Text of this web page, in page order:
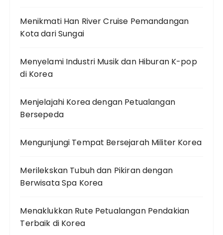
Menikmati Han River Cruise Pemandangan
Kota dari Sungai
Menyelami Industri Musik dan Hiburan K-pop
di Korea
Menjelajahi Korea dengan Petualangan
Bersepeda
Mengunjungi Tempat Bersejarah Militer Korea
Merilekskan Tubuh dan Pikiran dengan
Berwisata Spa Korea
Menaklukkan Rute Petualangan Pendakian
Terbaik di Korea